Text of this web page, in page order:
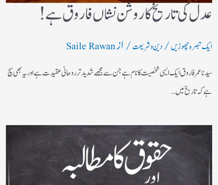
عدل کی تاریخ کا روشن نشاں فاروق ہے!
ایک تبصرہ چھوڑیں/دین و شریعت/ ازSaile Rawan
سیدنا عمر فاروق ایک ایسی شخصیت کا نام ہے جن سے مجھے شدید تر روحانی عقیدت ہے اور یہ بھی سچ
ہے کہ تاریخ میں…